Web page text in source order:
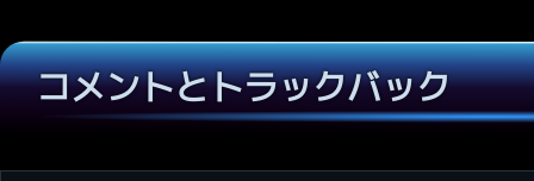
コメントとトラックバック